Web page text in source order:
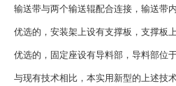
输送带与两个输送辊配合连接，输送带
优选的，安装架上设有支撑板，支撑板
优选的，固定座设有导料部，导料部位
与现有技术相比，本实用新型的上述技